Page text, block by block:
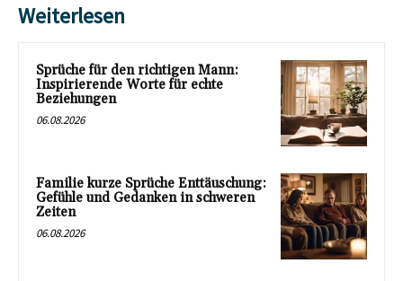
Weiterlesen
Sprüche für den richtigen Mann:
Inspirierende Worte für echte
Beziehungen
06.08.2026
Familie kurze Sprüche Enttäuschung:
Gefühle und Gedanken in schweren
Zeiten
06.08.2026